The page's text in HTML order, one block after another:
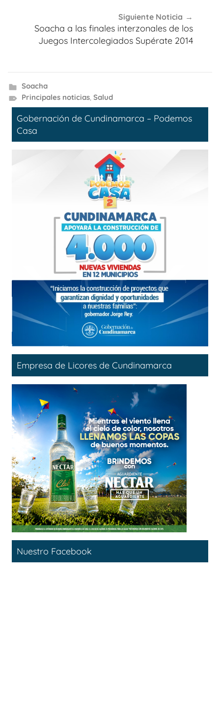
Siguiente Noticia
Soacha a las finales interzonales de los
Juegos Intercolegiados Supérate 2014
Soacha
Principales noticias, Salud
Gobernación de Cundinamarca – Podemos
Casa
Empresa de Licores de Cundinamarca
Nuestro Facebook